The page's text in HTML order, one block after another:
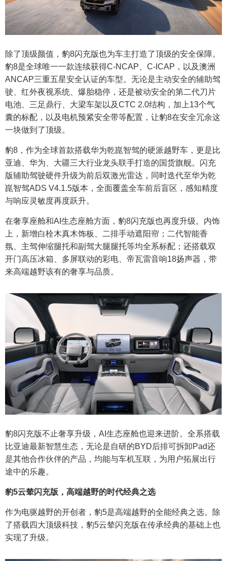
除了顶级颜值，豹8闪充版也为车主打造了顶级的安全保障。
豹8是全球唯一一款连续获得C-NCAP、C-ICAP，以及澳洲
ANCAP三重五星安全认证的车型。无论是主动安全的辅助驾
驶、红外夜视系统、爆胎稳停，还是被动安全的第二代刀片
电池、三足鼎行、大梁车架以及CTC 2.0结构，加上13个气
囊的标配，以及电机预紧安全带等配置，让豹8在安全冗余这
一块做到了顶级。
豹8，作为全球首款搭载华为乾崑智驾的硬派越野车，更是比
亚迪、华为、大疆三大行业龙头联手打造的国货旗舰。闪充
版辅助驾驶硬件升级为前后双激光雷达，同时迭代至华为乾
崑智驾ADS V4.1.5版本，全面覆盖全车前后盲区，感知精度
与响应灵敏度再度跃升。
在奢享座舱和AI生态座舱方面，豹8闪充版也再度升级。内饰
上，新增白栓木真木饰板、二排手动遮阳帘；二代智能香
氛、主驾伸缩腿托和副驾大腿腿托等均全系标配；还搭载双
开门高压冰箱、多屏联动的彩电、帝瓦雷音响18扬声器，带
来高端越野该有的奢享与品质。
豹8闪充版不止奢享升级，AI生态座舱也迎来进阶。全系搭载
比亚迪最新智慧生态，无论是自研的BYD后排可拆卸Pad还
是其他合作伙伴的产品，均能与车机互联，为用户拓展出行
途中的乐趣。
豹5云辇闪充版，高端越野的时代经典之选
作为电驱越野的开创者，豹5是高端越野的全能经典之选。除
了搭载四大顶级科技，豹5云辇闪充版在传承经典的基础上也
实现了升级。